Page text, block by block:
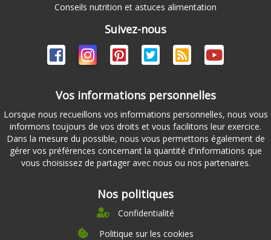
Conseils nutrition et astuces alimentation
Suivez-nous
Vos informations personnelles
Lorsque nous recueillons vos informations personnelles, nous vous
informons toujours de vos droits et vous facilitons leur exercice.
Dans la mesure du possible, nous vous permettons également de
gérer vos préférences concernant la quantité d'informations que
vous choisissez de partager avec nous ou nos partenaires.
Nos politiques
Confidentialité
Politique sur les cookies